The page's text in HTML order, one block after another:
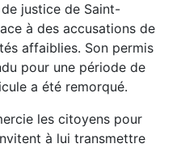
justice de Saint-
à des accusations de
affaiblies. Son permis
pour une période de
a été remorqué.
les citoyens pour
à lui transmettre